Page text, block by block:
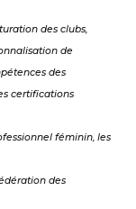
des clubs,
de
des
certifications
féminin, les
des